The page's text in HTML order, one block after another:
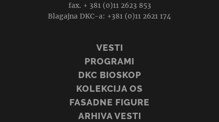
fax. + 381 (0)11 2623 853
Blagajna DKC-a: +381 (0)11 2621 174
VESTI
PROGRAMI
DKC BIOSKOP
KOLEKCIJA OS
FASADNE FIGURE
ARHIVA VESTI